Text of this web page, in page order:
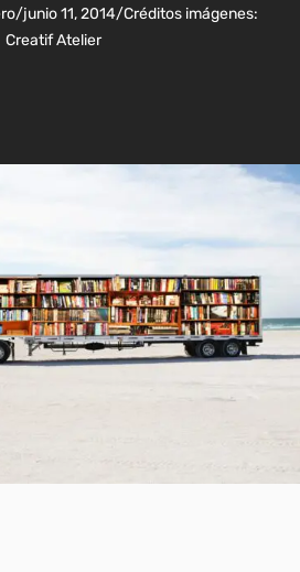
/junio 11, 2014/Créditos imágenes:
Creatif Atelier